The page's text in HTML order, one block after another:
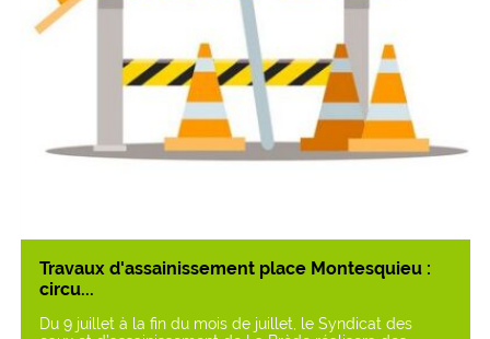
Travaux d'assainissement place Montesquieu :
circu...
Du 9 juillet à la fin du mois de juillet, le Syndicat des